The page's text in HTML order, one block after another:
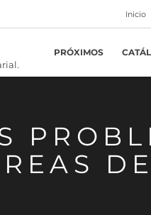
Inicio
PRÓXIMOS
DE